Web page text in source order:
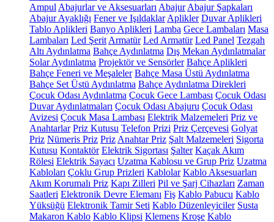
Ampul Abajurlar ve Aksesuarları Abajur Abajur Şapkaları
Abajur Ayaklığı Fener ve Işıldaklar Aplikler Duvar Aplikleri
Tablo Aplikleri Banyo Aplikleri Lamba Gece Lambaları Masa
Lambaları Led Şerit Armatür Led Armatür Led Panel Tezgah
Altı Aydınlatma Bahçe Aydınlatma Dış Mekan Aydınlatmalar
Solar Aydınlatma Projektör ve Sensörler Bahçe Aplikleri
Bahçe Feneri ve Meşaleler Bahçe Masa Üstü Aydınlatma
Bahçe Set Üstü Aydınlatma Bahçe Aydınlatma Direkleri
Çocuk Odası Aydınlatma Çocuk Gece Lambası Çocuk Odası
Duvar Aydınlatmaları Çocuk Odası Abajuru Çocuk Odası
Avizesi Çocuk Masa Lambası Elektrik Malzemeleri Priz ve
Anahtarlar Priz Kutusu Telefon Prizi Priz Çerçevesi Golyat
Priz Nümeris Priz Priz Anahtar Priz Şalt Malzemeleri Sigorta
Kutusu Kontaktör Elektrik Sigortası Şalter Kaçak Akım
Rölesi Elektrik Sayacı Uzatma Kablosu ve Grup Priz Uzatma
Kabloları Çoklu Grup Prizleri Kablolar Kablo Aksesuarları
Akım Korumalı Priz Kapı Zilleri Pil ve Şarj Cihazları Zaman
Saatleri Elektronik Devre Elemanı Fiş Kablo Pabucu Kablo
Yüksüğü Elektronik Tamir Seti Kablo Düzenleyiciler Susta
Makaron Kablo Kablo Klipsi Klemens Kroşe Kablo